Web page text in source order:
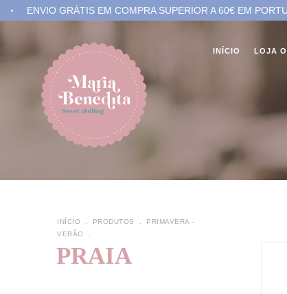
GRÁTIS EM COMPRA SUPERIOR A 60€ EM PORTUGAL.
INÍCIO LOJA
INÍCIO PRODUTOS
PRIMAVERA -
VERÃO
PRAIA